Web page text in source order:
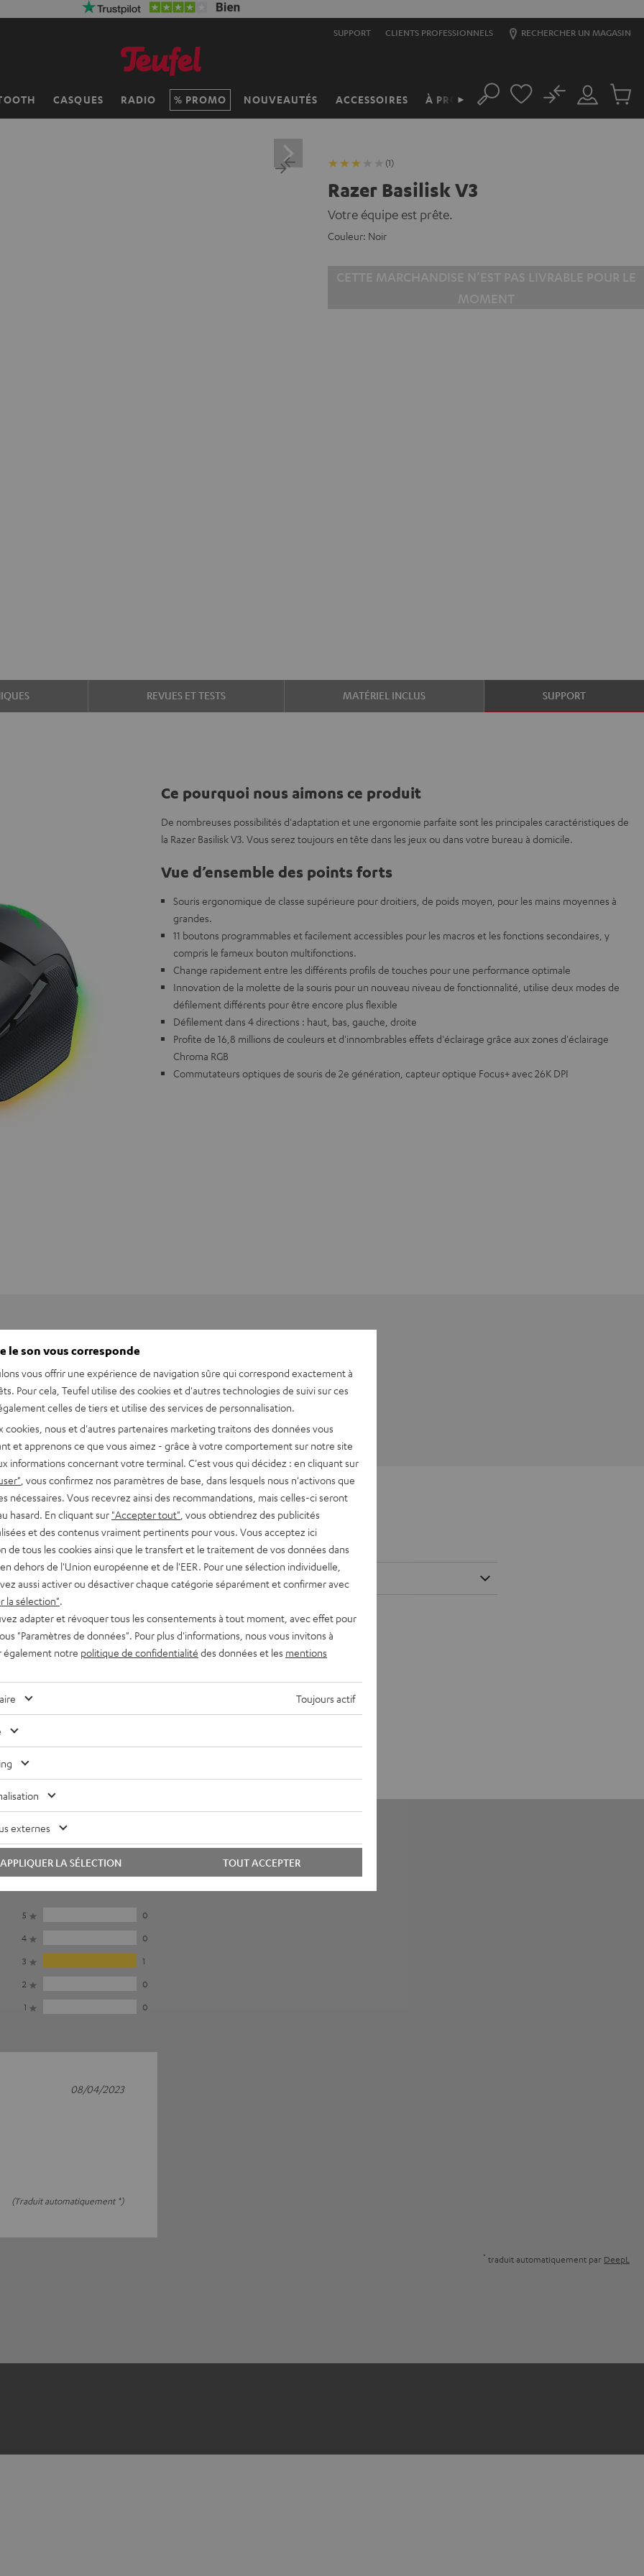
SUPPORT CLIENTS PROFESSIONNELS RECHERCHER UN MAGASIN
CASQUES RADIO PROMO NOUVEAUTÉS ACCESSOIRES À PROPOS
► Rechercher
Mon
compte
No
(1)
Razer Basilisk V3
Votre équipe est prête.
Couleur: Noir
REVUES ET TESTS MATÉRIEL INCLUS SUPPORT
Ce pourquoi nous aimons ce produit
De nombreuses possibilités d'adaptation et une ergonomie parfaite sont les principales caractéristiques de
la Razer Basilisk V3. Vous serez toujours en tête dans les jeux ou dans votre bureau à domicile.
Vue d’ensemble des points forts
Souris ergonomique de classe supérieure pour droitiers, de poids moyen, pour les mains moyennes à
grandes.
11 boutons programmables et facilement accessibles pour les macros et les fonctions secondaires, y
compris le fameux bouton multifonctions.
Change rapidement entre les différents profils de touches pour une performance optimale
Innovation de la molette de la souris pour un nouveau niveau de fonctionnalité, utilise deux modes de
défilement différents pour être encore plus flexible
Défilement dans 4 directions : haut, bas, gauche, droite
Profite de 16,8 millions de couleurs et d'innombrables effets d'éclairage grâce aux zones d'éclairage
Chroma RGB
Commutateurs optiques de souris de 2e génération, capteur optique Focus+ avec 26K DPI
V3
5
0
4
0
3
1
2
0
1
0
(Traduit automatiquement *)
08/04/2023
* traduit automatiquement par DeepL
le son vous corresponde
vous offrir une expérience de navigation sûre qui correspond exactement à
Pour cela, Teufel utilise des cookies et d'autres technologies de suivi sur ces
celles de tiers et utilise des services de personnalisation.
cookies, nous et d'autres partenaires marketing traitons des données vous
et apprenons ce que vous aimez - grâce à votre comportement sur notre site
informations concernant votre terminal. C'est vous qui décidez : en cliquant sur
, vous confirmez nos paramètres de base, dans lesquels nous n'activons que
nécessaires. Vous recevrez ainsi des recommandations, mais celles-ci seront
hasard. En cliquant sur "Accepter tout" , vous obtiendrez des publicités
et des contenus vraiment pertinents pour vous. Vous acceptez ici
de tous les cookies ainsi que le transfert et le traitement de vos données dans
dehors de l'Union européenne et de l'EER. Pour une sélection individuelle,
aussi activer ou désactiver chaque catégorie séparément et confirmer avec
la sélection"
adapter et révoquer tous les consentements à tout moment, avec effet pour
"Paramètres de données". Pour plus d'informations, nous vous invitons à
également notre politique de confidentialité des données et les mentions
Toujours actif
externes
TOUT ACCEPTER
APPLIQUER LA SÉLECTION